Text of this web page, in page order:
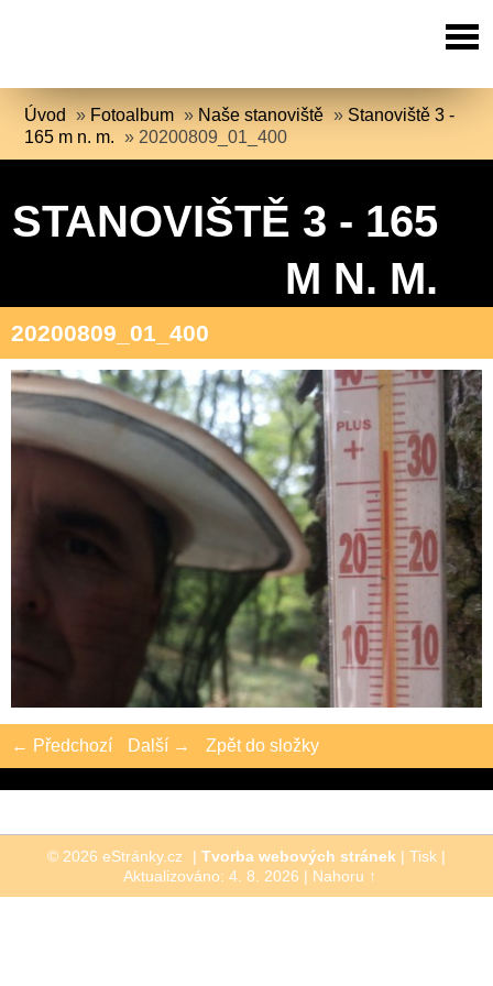
Úvod » Fotoalbum » Naše stanoviště » Stanoviště 3 -
165 m n. m. » 20200809_01_400
STANOVIŠTĚ 3 - 165
M N. M.
20200809_01_400
← Předchozí Další → Zpět do složky
© 2026 eStránky.cz | Tvorba webových stránek | Tisk |
Aktualizováno: 4. 8. 2026 | Nahoru ↑